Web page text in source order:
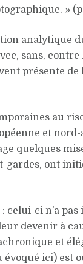
»
analytique
sans, contre
présente de
au
et
quelques
gardes, ont
celui-ci n’a
devenir à
et
ici) est